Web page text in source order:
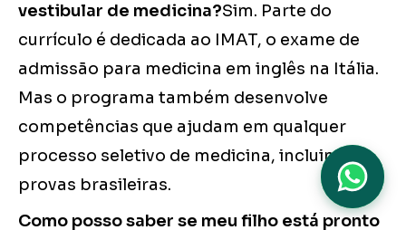
vestibular de medicina?Sim. Parte do
currículo é dedicada ao IMAT, o exame de
admissão para medicina em inglês na Itália.
Mas o programa também desenvolve
competências que ajudam em qualquer
processo seletivo de medicina, incluindo
provas brasileiras.
Como posso saber se meu filho está pronto